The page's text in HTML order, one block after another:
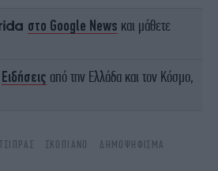
στο Google News και μάθετε
Ειδήσεις από την Ελλάδα και τον Κόσμο,
ΤΣΊΠΡΑΣ ΣΚΟΠΙΑΝΌ ΔΗΜΟΨΉΦΙΣΜΑ